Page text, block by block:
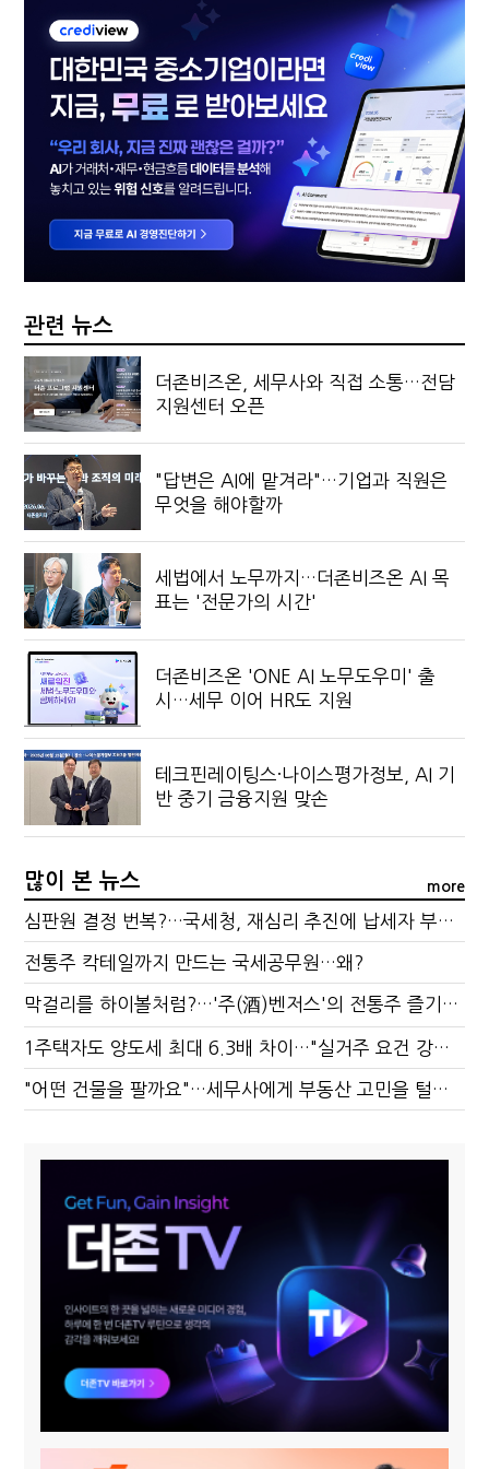
관련 뉴스
더존비즈온, 세무사와 직접 소통…전담
지원센터 오픈
"답변은 AI에 맡겨라"…기업과 직원은
무엇을 해야할까
세법에서 노무까지…더존비즈온 AI 목
표는 '전문가의 시간'
더존비즈온 'ONE AI 노무도우미' 출
시…세무 이어 HR도 지원
테크핀레이팅스·나이스평가정보, AI 기
반 중기 금융지원 맞손
많이 본 뉴스 more
심판원 결정 번복?…국세청, 재심리 추진에 납세자 부담 우려
전통주 칵테일까지 만드는 국세공무원…왜?
막걸리를 하이볼처럼?…'주(酒)벤저스'의 전통주 즐기는 법
1주택자도 양도세 최대 6.3배 차이…"실거주 요건 강화하자"
"어떤 건물을 팔까요"…세무사에게 부동산 고민을 털어놓는 이유